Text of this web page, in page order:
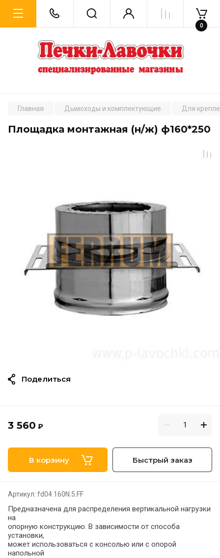
0
Главная Дымоходы и комплектующие Для
Площадка монтажная (н/ж) ф160*250
3 560 ₽
В корзину Быстрый заказ
Артикул: fd04.160N.5.FF
Предназначена для распределения вертикальной нагрузки
на
опорную конструкцию. В зависимости от способа
установки,
может использоваться с консолью или с опорой
напольной
Поделиться